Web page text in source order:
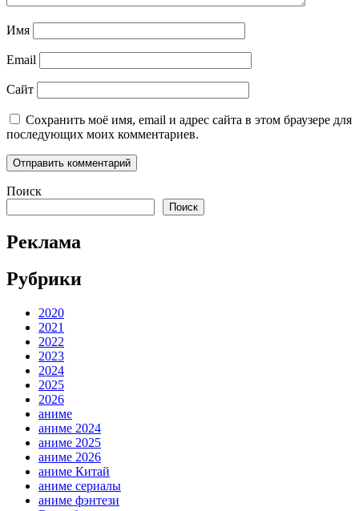
Имя
Email
Сайт
Сохранить моё имя, email и адрес сайта в этом браузере для
последующих моих комментариев.
Поиск
Поиск
Реклама
Рубрики
2020
2021
2022
2023
2024
2025
2026
аниме
аниме 2024
аниме 2025
аниме 2026
аниме Китай
аниме сериалы
аниме фэнтези